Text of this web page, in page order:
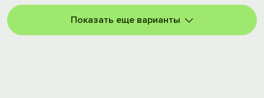
Показать еще варианты